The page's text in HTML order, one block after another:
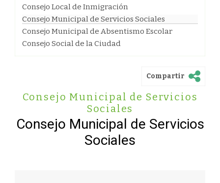
Consejo Local de Inmigración
Consejo Municipal de Servicios Sociales
Consejo Municipal de Absentismo Escolar
Consejo Social de la Ciudad
Compartir
Consejo Municipal de Servicios
Sociales
Consejo Municipal de Servicios
Sociales